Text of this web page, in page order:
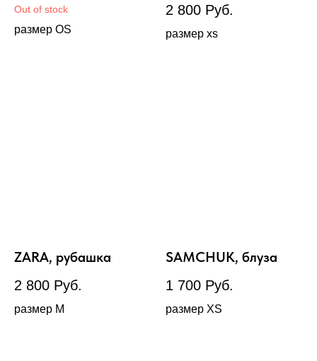
Out of stock
размер OS
2 800 Руб.
размер xs
ZARA, рубашка
2 800 Руб.
размер М
SAMCHUK, блуза
1 700 Руб.
размер XS